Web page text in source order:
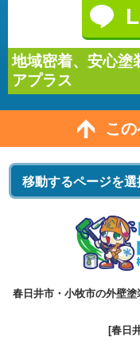
地域密着、安心塗
アプラス
こ
春日井市・小牧市の外壁
[春日